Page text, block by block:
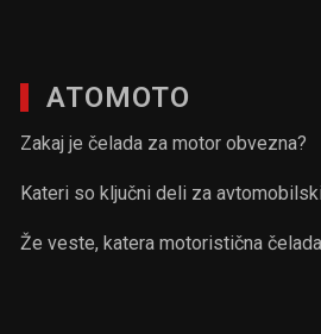
ATOMOTO
Zakaj je čelada za motor obvezna?
Kateri so ključni deli za
Že veste, katera motoristična